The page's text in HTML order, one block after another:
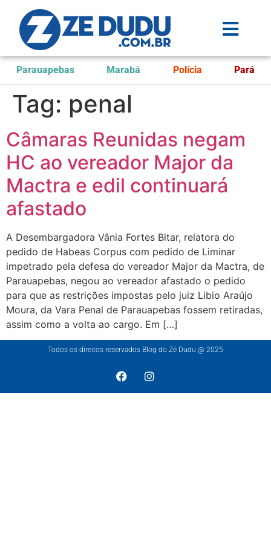
Parauapebas Marabá Polícia Pará
Tag: penal
Câmaras Reunidas negam
HC ao vereador Major da
Mactra e edil continuará
afastado
A Desembargadora Vânia Fortes Bitar, relatora do
pedido de Habeas Corpus com pedido de Liminar
impetrado pela defesa do vereador Major da Mactra, de
Parauapebas, negou ao vereador afastado o pedido
para que as restrições impostas pelo juiz Libio Araújo
Moura, da Vara Penal de Parauapebas fossem retiradas,
assim como a volta ao cargo. Em […]
Todos os direitos reservados Blog do Zé Dudu @ 2025